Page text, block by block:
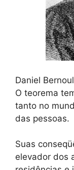
Daniel
O teorema
tanto no
das pessoas.
Suas
elevador dos